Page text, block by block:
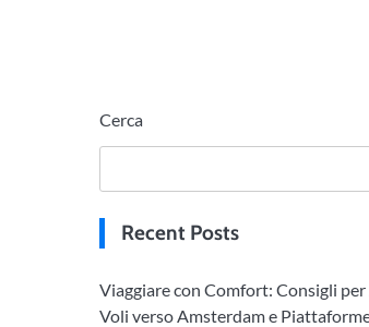
Cerca
Recent Posts
Viaggiare con Comfort: Consigli
Voli verso Amsterdam e